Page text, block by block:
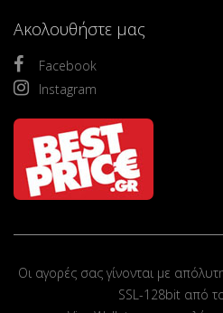
Ακολουθήστε μας
Facebook
Instagram
Οι αγορές σας γίνονται με
SSL-128bit από